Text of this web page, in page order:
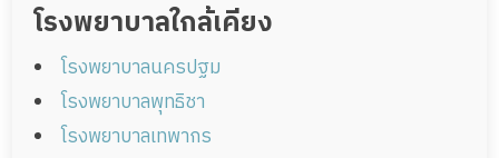
โรงพยาบาลใกล้เคียง
โรงพยาบาลนครปฐม
โรงพยาบาลพุทธิชา
โรงพยาบาลเทพากร